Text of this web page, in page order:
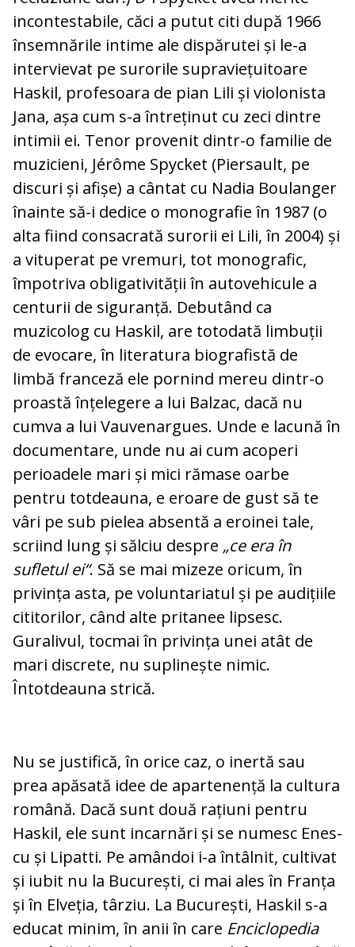
incontestabile, căci a putut ci­ti după 1966
însemnările intime ale dis­pă­rutei și le-a
intervievat pe surorile supra­vie­țuitoare
Haskil, profesoara de pian Lili și violonista
Jana, așa cum s-a întreținut cu zeci dintre
intimii ei. Tenor provenit din­tr-o familie de
muzicieni, Jérôme Spy­cket (Piersault, pe
discuri și afișe) a cântat cu Nadia Boulanger
înainte să-i dedice o monografie în 1987 (o
alta fiind consacrată surorii ei Lili, în 2004) și
a vituperat pe vre­muri, tot monografic,
împotriva obli­gativității în autovehicule a
centurii de si­gu­ranță. Debutând ca
muzicolog cu Has­kil, are totodată limbuții
de evocare, în literatura biografistă de
limbă franceză ele pornind mereu dintr-o
proastă înțelegere a lui Balzac, dacă nu
cumva a lui Vauve­nar­gues. Unde e lacună în
documentare, unde nu ai cum acoperi
perioadele mari și mici rămase oarbe
pentru totdeauna, e eroa­re de gust să te
vâri pe sub pielea ab­sentă a eroinei tale,
scriind lung și sălciu despre „ce era în
sufletul ei“. Să se mai mi­zeze oricum, în
privința asta, pe vo­luntariatul și pe audițiile
cititorilor, când alte pritanee lipsesc.
Guralivul, tocmai în privința unei atât de
mari discrete, nu su­plinește nimic.
Întotdeauna strică.
Nu se justifică, în orice caz, o inertă sau
prea apăsată idee de apartenență la cul­tu­ra
română. Dacă sunt două rațiuni pentru
Haskil, ele sunt incarnări și se numesc Enes­
cu și Lipatti. Pe amândoi i-a întâlnit, cultivat
și iubit nu la București, ci mai ales în Franța
și în Elveția, târziu. La Bu­cu­rești, Haskil s-a
educat minim, în anii în care En­ciclopedia